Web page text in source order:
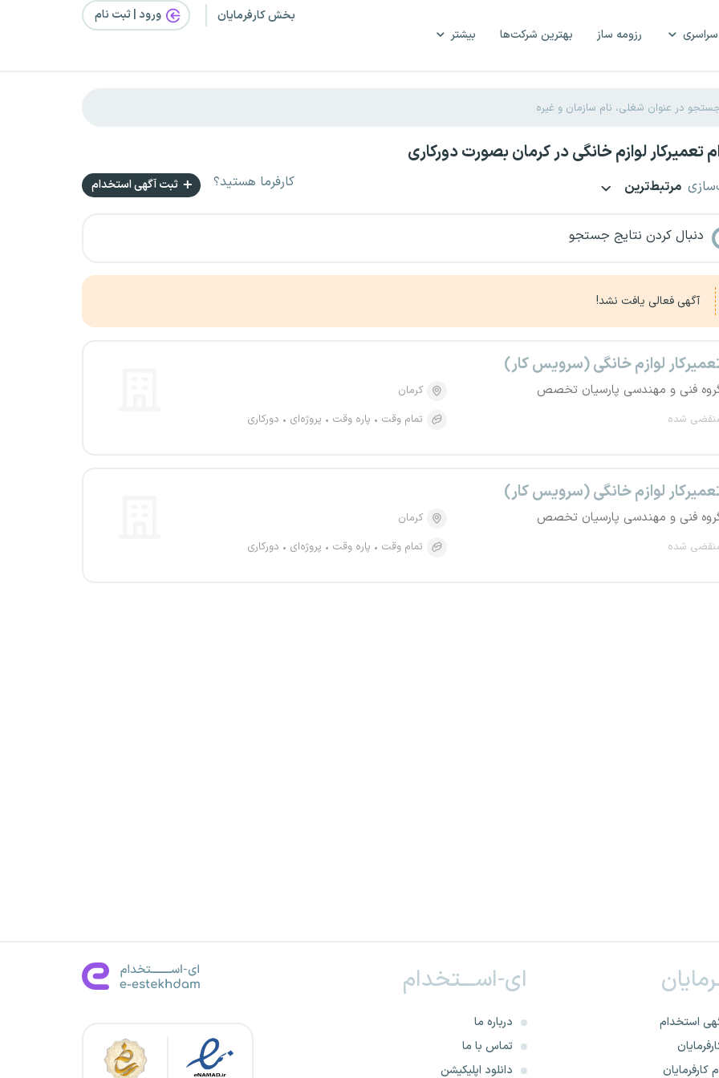
رزومه ساز بهترین شرکت‌ها بیشتر
بخش کارفرمایان ورود | ثبت‌ نام
تعمیرکار لوازم خانگی در کرمان بصورت دورکاری
مرتبط‌ترین کارفرما هستید؟ ثبت آگهی استخدام
دنبال کردن نتایج جستجو
آگهی فعالی یافت نشد!
لوازم خانگی (سرویس کار)
فنی و مهندسی پارسیان تخصص
شده
کرمان
تمام وقت
پاره وقت پروژه‌ای دورکاری
لوازم خانگی (سرویس کار)
فنی و مهندسی پارسیان تخصص
شده
کرمان
تمام وقت
پاره وقت پروژه‌ای دورکاری
استخدام
کارفرمایان
ای-اســـتخدام
درباره ما
تماس با ما
دانلود اپلیکیشن